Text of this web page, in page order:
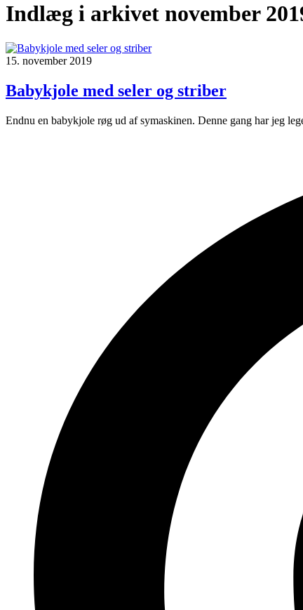
Indlæg i arkivet november
15. november 2019
Babykjole med seler og striber
Endnu en babykjole røg ud af symaskinen. Denne gang har jeg